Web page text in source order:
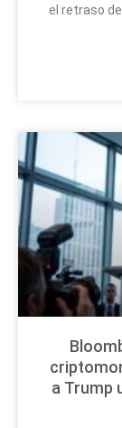
el retraso
a Trump